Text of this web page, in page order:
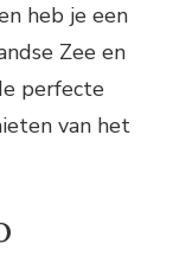
heb je een
Zee en
perfecte
van het